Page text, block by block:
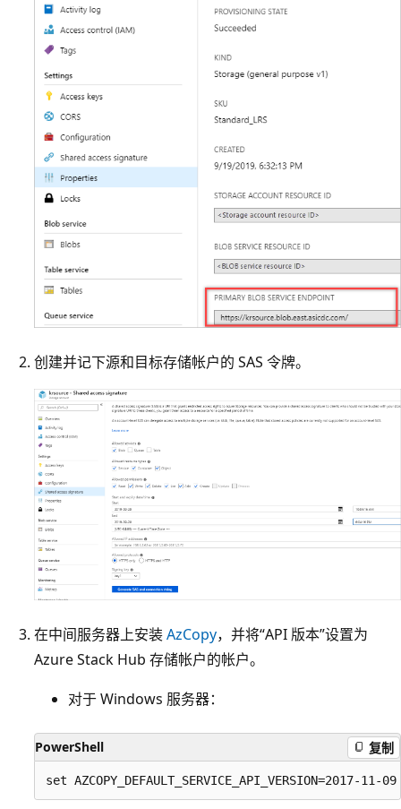
创建并记下源和目标存储帐户的 SAS 令牌。
在中间服务器上安装AzCopy，并将“API 版本”设置为
Azure Stack Hub 存储帐户的帐户。
对于 Windows 服务器：
PowerShell 复制